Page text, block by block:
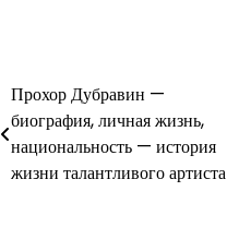
по
записям
Прохор Дубравин —
биография, личная жизнь,
национальность — история
жизни талантливого артиста